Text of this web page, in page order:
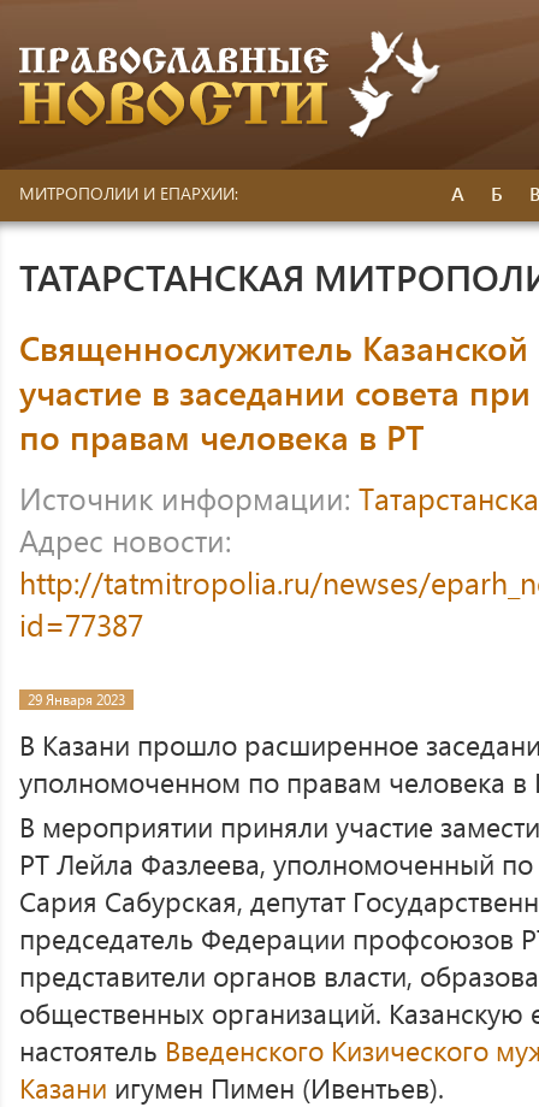
МИТРОПОЛИИ И ЕПАРХИИ: А Б
ТАТАРСТАНСКАЯ
Священнослужитель
участие в заседании совета
по правам человека в РТ
Источник информации:
Адрес новости:
http://tatmitropolia.ru/newses/
id=77387
29 Января 2023
В Казани прошло расширенное
уполномоченном по правам человека в
В мероприятии приняли участие
РТ Лейла Фазлеева, уполномоченный
Сария Сабурская, депутат
председатель Федерации профсоюзов
представители органов власти,
общественных организаций. Казанскую
настоятель Введенского Кизического
Казани игумен Пимен (Ивентьев).